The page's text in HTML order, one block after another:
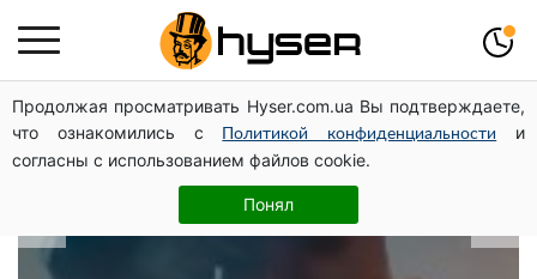
Продолжая просматривать Hyser.com.ua Вы подтверждаете,
что ознакомились с
Политикой конфиденциальности
и
согласны с использованием файлов cookie.
Понял
В какие даты рождаются самые
верные мужчины: лучше сразу
проверить, чтоб потом не страдать